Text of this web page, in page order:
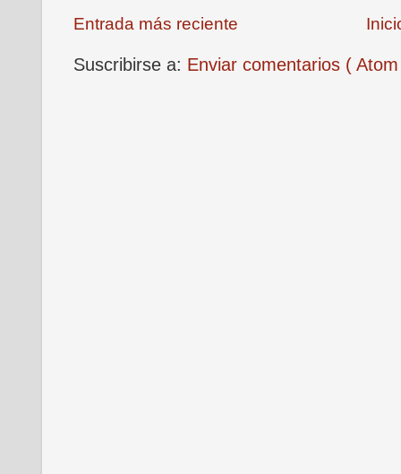
Entrada más reciente
Suscribirse a: Enviar comentarios (